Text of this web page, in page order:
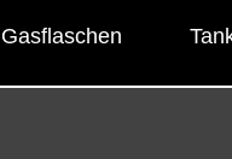
Gasflaschen